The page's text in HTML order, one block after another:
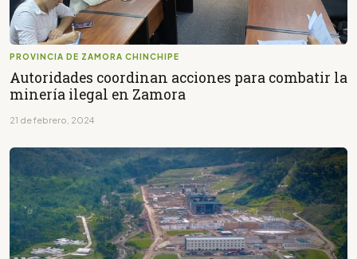
PROVINCIA DE ZAMORA CHINCHIPE
Autoridades coordinan acciones para combatir la
minería ilegal en Zamora
21 de febrero, 2024